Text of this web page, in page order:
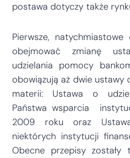
postawa dotyczy także
Pierwsze,
obejmować zmianę
udzielania pomocy
obowiązują aż dwie ustawy
materii: Ustawa o
Państwa wsparcia
2009 roku oraz
niektórych instytucji
Obecne przepisy zostały